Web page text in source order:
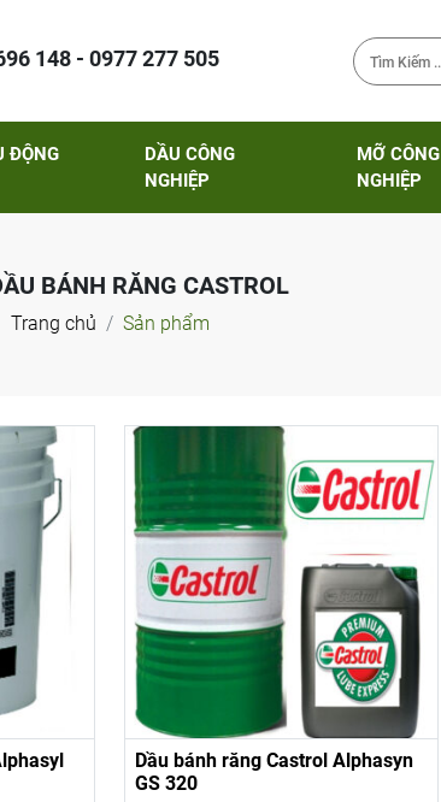
148 - 0977 277 505
ĐỘNG
DẦU CÔNG
NGHIỆP
MỠ CÔNG
NGHIỆP
BÁNH RĂNG CASTROL
Trang chủ Sản phẩm
Dầu bánh răng Castrol Alphasyn
GS 320